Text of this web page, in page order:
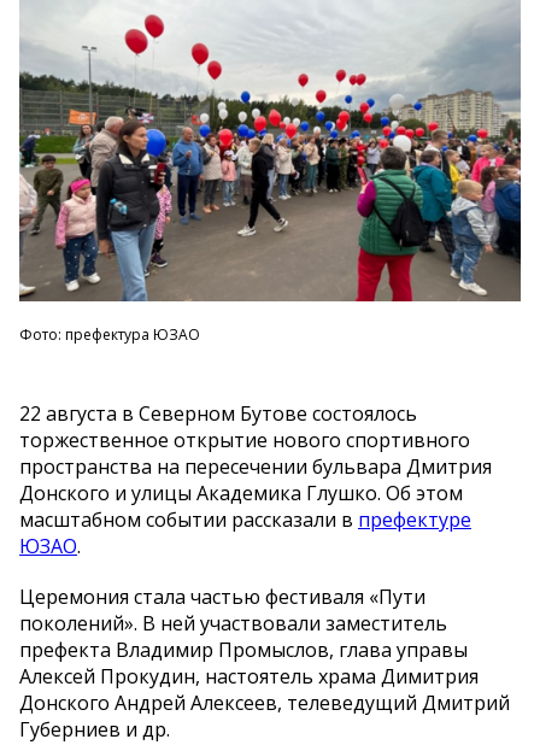
Фото: префектура ЮЗАО
22 августа в Северном Бутове состоялось
торжественное открытие нового спортивного
пространства на пересечении бульвара Дмитрия
Донского и улицы Академика Глушко. Об этом
масштабном событии рассказали в префектуре
ЮЗАО.
Церемония стала частью фестиваля «Пути
поколений». В ней участвовали заместитель
префекта Владимир Промыслов, глава управы
Алексей Прокудин, настоятель храма Димитрия
Донского Андрей Алексеев, телеведущий Дмитрий
Губерниев и др.